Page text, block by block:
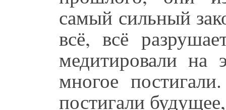
самый сильный
всё, всё
медитировали на
многое
постигали